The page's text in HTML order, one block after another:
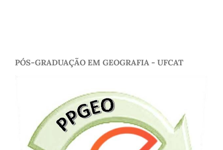
PÓS-GRADUAÇÃO EM GEOGRAFIA - UFCAT